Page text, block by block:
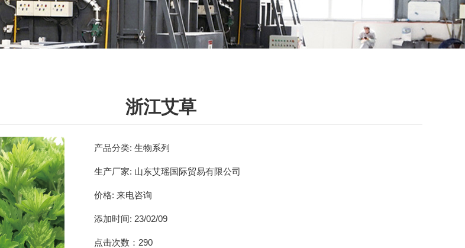
浙江艾草
产品分类: 生物系列
生产厂家: 山东艾瑶国际贸易有限公司
价格: 来电咨询
添加时间: 23/02/09
点击次数： 290